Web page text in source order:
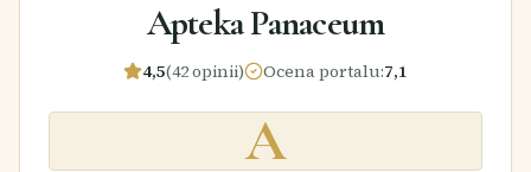
Apteka Panaceum
4,5(42 opinii) Ocena portalu:7,1
A